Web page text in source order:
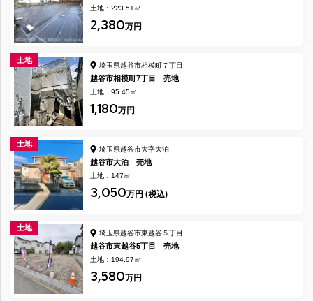
土地：223.51㎡
2,380万円
土地
埼玉県越谷市相模町７丁目
越谷市相模町7丁目 売地
土地：95.45㎡
1,180万円
土地
埼玉県越谷市大字大泊
越谷市大泊 売地
土地：147㎡
3,050万円 (税込)
土地
埼玉県越谷市東越谷５丁目
越谷市東越谷5丁目 売地
土地：194.97㎡
3,580万円